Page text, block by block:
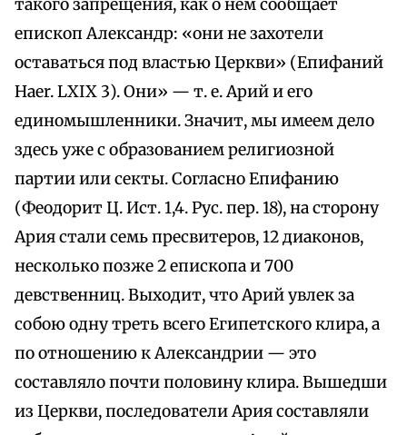
такого запрещения, как о нем сообщает
епископ Александр: «они не захотели
оставаться под властью Церкви» (Епифаний
Haer. LXIX 3). Они» — т. е. Арий и его
единомышленники. Значит, мы имеем дело
здесь уже с образованием религиозной
партии или секты. Согласно Епифанию
(Феодорит Ц. Ист. 1,4. Рус. пер. 18), на сторону
Ария стали семь пресвитеров, 12 диаконов,
несколько позже 2 епископа и 700
девственниц. Выходит, что Арий увлек за
собою одну треть всего Египетского клира, а
по отношению к Александрии — это
составляло почти половину клира. Вышедши
из Церкви, последователи Ария составляли